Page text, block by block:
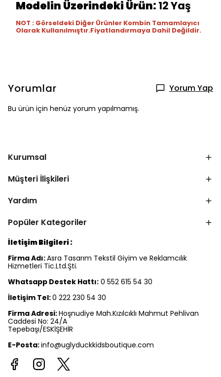
Modelin Üzerindeki Ürün: 12 Yaş
NOT : Görseldeki Diğer Ürünler Kombin Tamamlayıcı
Olarak Kullanılmıştır.Fiyatlandırmaya Dahil Değildir.
Yorumlar Yorum Yap
Bu ürün için henüz yorum yapılmamış.
Kurumsal
Müşteri İlişkileri
Yardım
Popüler Kategoriler
İletişim Bilgileri :
Firma Adı:Asra Tasarım Tekstil Giyim ve Reklamcılık
Hizmetleri Tic.Ltd.Şti.
Whatsapp Destek Hattı: 0 552 615 54 30
İletişim Tel:0 222 230 54 30
Firma Adresi:Hoşnudiye Mah.Kızılcıklı Mahmut Pehlivan
Caddesi No: 24/A
Tepebaşı/ESKİŞEHİR
E-Posta:info@uglyduckkidsboutique.com